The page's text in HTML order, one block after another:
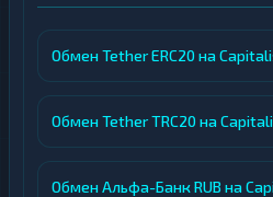
Обмен Tether ERC20 на
Обмен Tether TRC20 на
Обмен Альфа-Банк RUB на